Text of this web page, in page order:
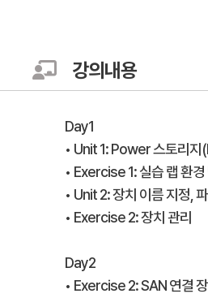
강의내용
Day1
• Unit 1: Power 스토리
• Exercise 1: 실습 랩 환경
• Unit 2: 장치 이름 지정,
• Exercise 2: 장치 관리
Day2
• Exercise 2: SAN 연결